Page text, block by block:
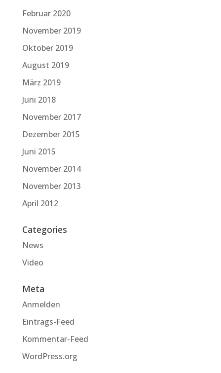
Februar 2020
November 2019
Oktober 2019
August 2019
März 2019
Juni 2018
November 2017
Dezember 2015
Juni 2015
November 2014
November 2013
April 2012
Categories
News
Video
Meta
Anmelden
Eintrags-Feed
Kommentar-Feed
WordPress.org